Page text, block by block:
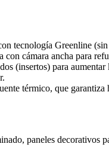
tecnología Greenline
con cámara ancha para
(insertos) para
térmico, que garantiza
paneles decorativos